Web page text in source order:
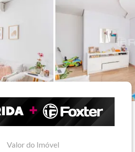
Valor do Imóvel